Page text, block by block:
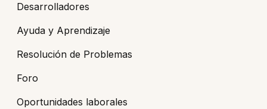
Desarrolladores
Ayuda y Aprendizaje
Resolución de Problemas
Foro
Oportunidades laborales